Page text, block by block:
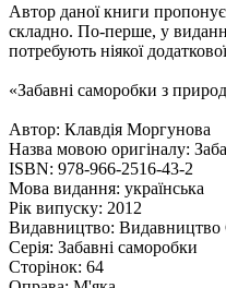
Автор даної книги
складно. По-перше, у
потребують ніякої
«Забавні саморобки з
Автор: Клавдія Моргунова
Назва мовою оригіналу:
ISBN: 978-966-2516-43-2
Мова видання: українська
Рік випуску: 2012
Видавництво:
Серія: Забавні саморобки
Сторінок: 64